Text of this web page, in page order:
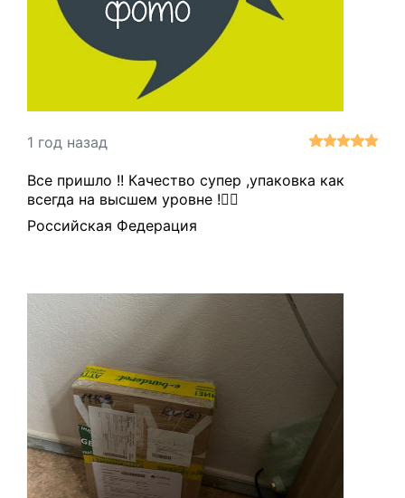
1 год назад
Все пришло !! Качество супер ,упаковка как
всегда на высшем уровне !👌🏻
Российская Федерация